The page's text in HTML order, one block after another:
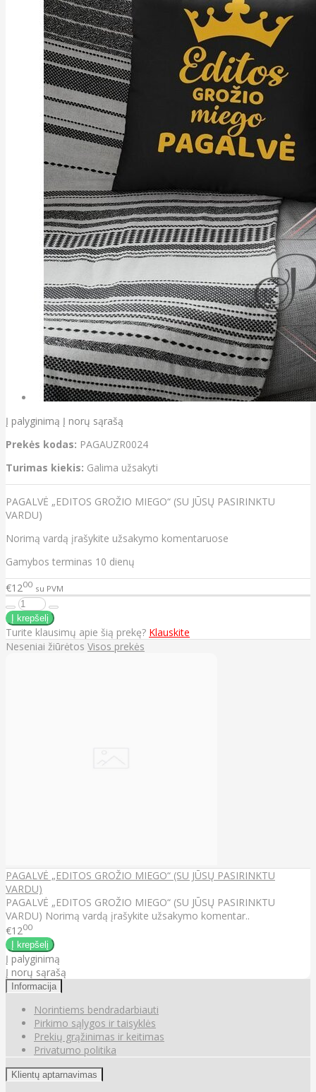
Į palyginimą Į norų sąrašą
Prekės kodas: PAGAUZR0024
Turimas kiekis: Galima užsakyti
PAGALVĖ „EDITOS GROŽIO MIEGO“ (SU JŪSŲ PASIRINKTU
VARDU)
Norimą vardą įrašykite užsakymo komentaruose
Gamybos terminas 10 dienų
€1200 su PVM
Turite klausimų apie šią prekę? Klauskite
Neseniai žiūrėtos Visos prekės
PAGALVĖ „EDITOS GROŽIO MIEGO“ (SU JŪSŲ PASIRINKTU
VARDU)
PAGALVĖ „EDITOS GROŽIO MIEGO“ (SU JŪSŲ PASIRINKTU
VARDU) Norimą vardą įrašykite užsakymo komentar..
€1200
Į palyginimą
Į norų sąrašą
Informacija
Norintiems bendradarbiauti
Pirkimo sąlygos ir taisyklės
Prekių grąžinimas ir keitimas
Privatumo politika
Klientų aptarnavimas